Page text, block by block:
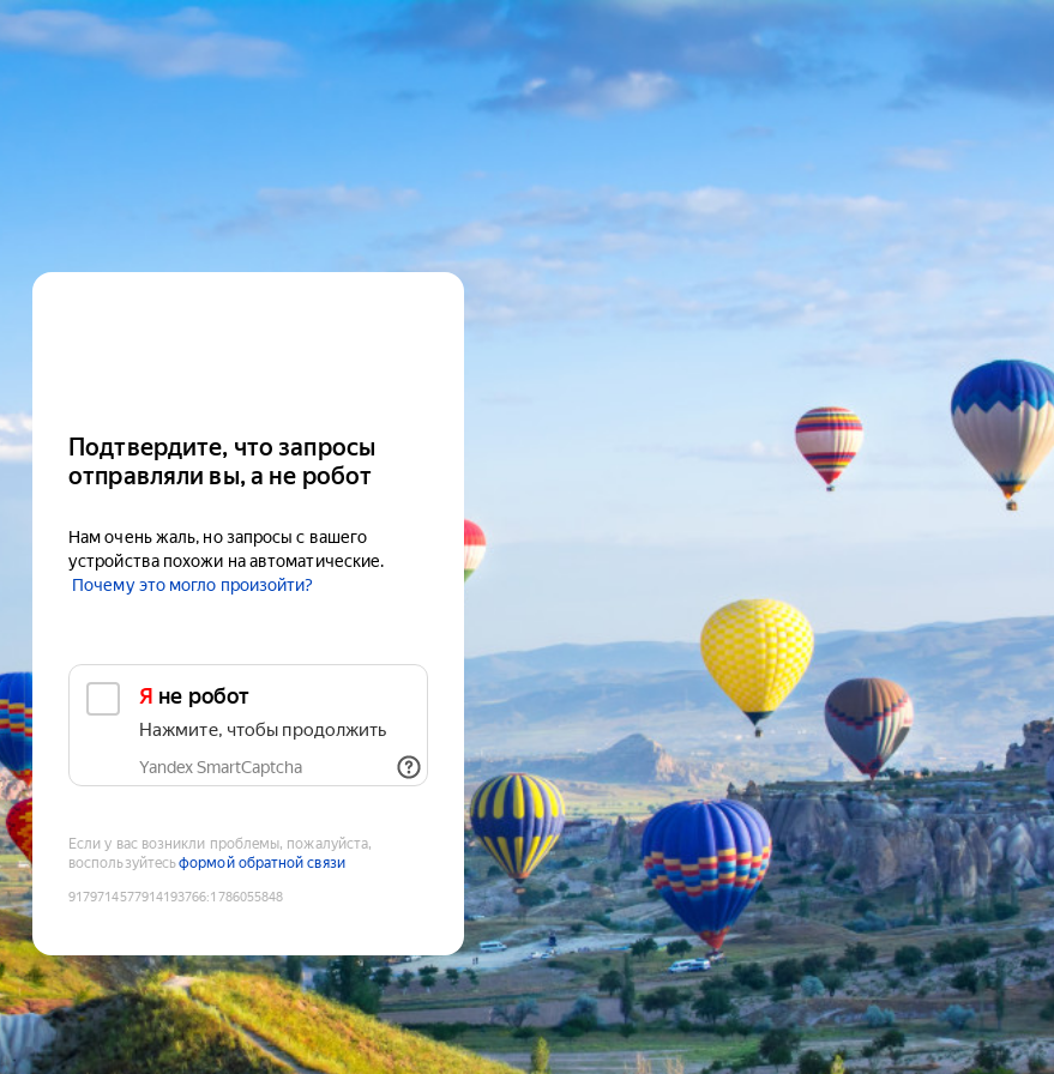
Подтвердите, что запросы
отправляли вы, а не робот
Нам очень жаль, но запросы с вашего
устройства похожи на автоматические.
Почему это могло произойти?
Я не робот
Нажмите, чтобы продолжить
Yandex SmartCaptcha
Если у вас возникли проблемы, пожалуйста,
воспользуйтесьформой обратной связи
9179714577914193766:1786055848